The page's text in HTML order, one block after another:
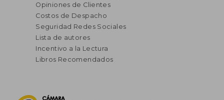
Opiniones de Clientes
Costos de Despacho
Seguridad Redes Sociales
Lista de autores
Incentivo a la Lectura
Libros Recomendados